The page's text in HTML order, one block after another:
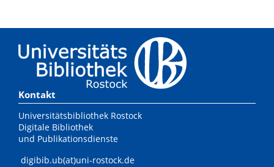
Kontakt
Universitätsbibliothek Rostock
Digitale Bibliothek
und Publikationsdienste
digibib.ub(at)uni-rostock.de